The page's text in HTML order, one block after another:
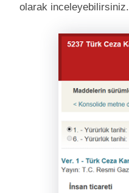
olarak inceleyebilirsiniz.